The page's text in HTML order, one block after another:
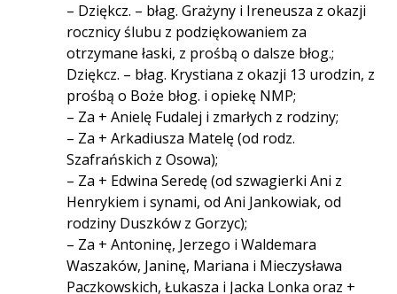
– Dziękcz. – błag. Grażyny i Ireneusza z okazji
rocznicy ślubu z podziękowaniem za
otrzymane łaski, z prośbą o dalsze błog.;
Dziękcz. – błag. Krystiana z okazji 13 urodzin, z
prośbą o Boże błog. i opiekę NMP;
– Za + Anielę Fudalej i zmarłych z rodziny;
– Za + Arkadiusza Matelę (od rodz.
Szafrańskich z Osowa);
– Za + Edwina Seredę (od szwagierki Ani z
Henrykiem i synami, od Ani Jankowiak, od
rodziny Duszków z Gorzyc);
– Za + Antoninę, Jerzego i Waldemara
Waszaków, Janinę, Mariana i Mieczysława
Paczkowskich, Łukasza i Jacka Lonka oraz +